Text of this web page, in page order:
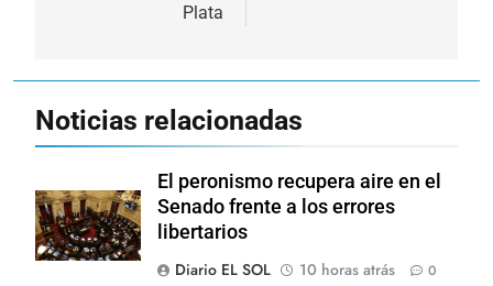
Plata
Noticias relacionadas
El peronismo recupera aire en el
Senado frente a los errores
libertarios
Diario EL SOL
10 horas atrás 0